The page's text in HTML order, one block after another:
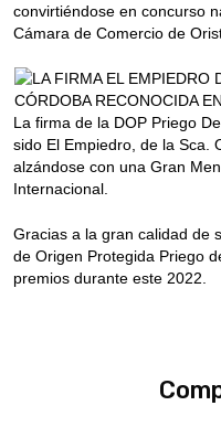
convirtiéndose en concurso
Cámara de Comercio de
La firma de la DOP Priego
sido El Empiedro, de la Sca.
alzándose con una Gran
Internacional.
Gracias a la gran calidad de
de Origen Protegida Priego
premios durante este 2022.